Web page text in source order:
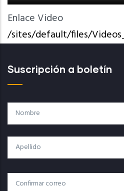
Enlace Video
/sites/default/files/
Suscripción a boletín
Nombre
Apellido
Correo
Correo Electrónico